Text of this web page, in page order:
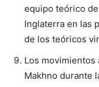
equipo teórico
Inglaterra en las
de los teóricos
Los
Makhno durante